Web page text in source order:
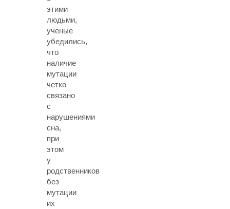
этими
людьми,
ученые
убедились,
что
наличие
мутации
четко
связано
с
нарушениями
сна,
при
этом
у
родственников
без
мутации
их